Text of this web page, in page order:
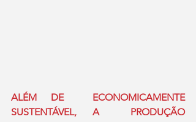
ALÉM DE  ECONOMICAMENTE
SUSTENTÁVEL, A  PRODUÇÃO